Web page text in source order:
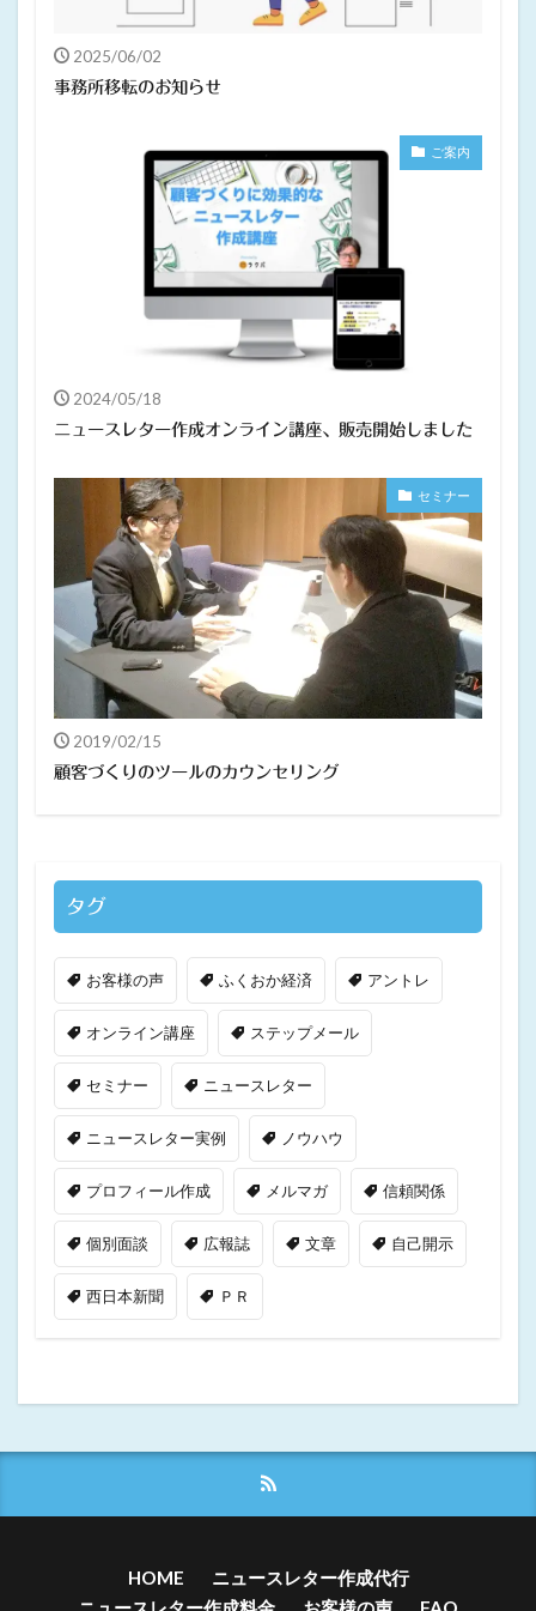
2025/06/02
事務所移転のお知らせ
ご案内
2024/05/18
ニュースレター作成オンライン講座、販売開始しました
セミナー
2019/02/15
顧客づくりのツールのカウンセリング
タグ
お客様の声 ふくおか経済 アントレ
オンライン講座 ステップメール
セミナー ニュースレター
ニュースレター実例 ノウハウ
プロフィール作成 メルマガ 信頼関係
個別面談 広報誌 文章 自己開示
西日本新聞 ＰＲ
HOME
ニュースレター作成代行